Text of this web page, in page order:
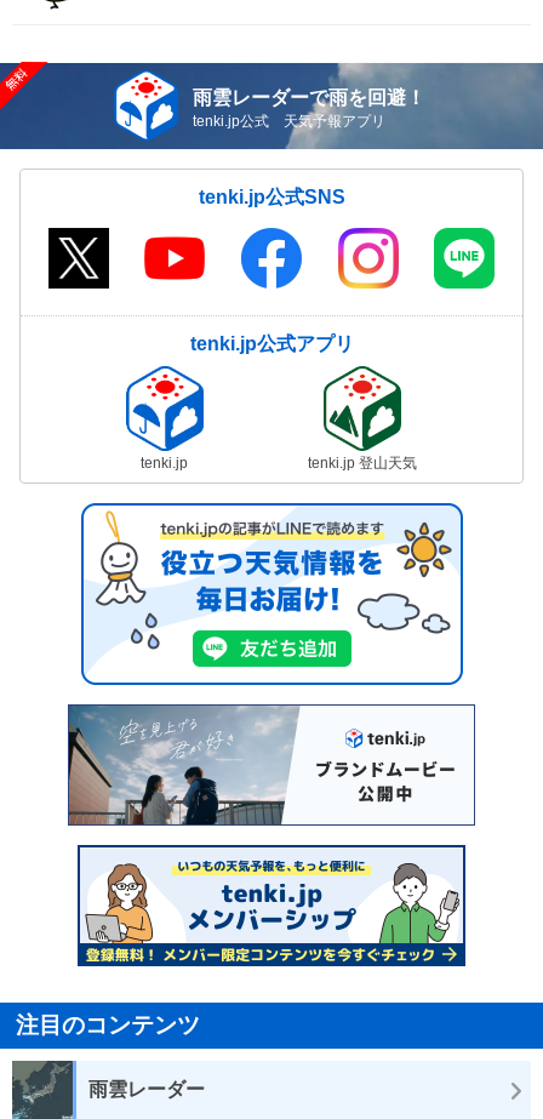
雨雲レーダーで雨を回避！
tenki.jp公式 天気予報アプリ
tenki.jp公式SNS
tenki.jp公式アプリ
tenki.jp tenki.jp 登山天気
注目のコンテンツ
雨雲レーダー